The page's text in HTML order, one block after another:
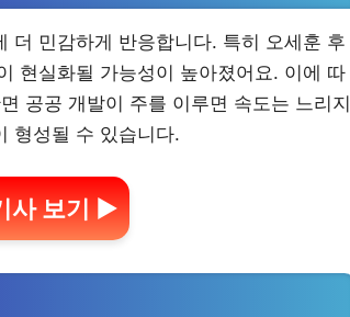
더 민감하게 반응합니다. 특히 오세훈 후
현실화될 가능성이 높아졌어요. 이에 따
공공 개발이 주를 이루면 속도는 느리지
형성될 수 있습니다.
사 보기 ▶